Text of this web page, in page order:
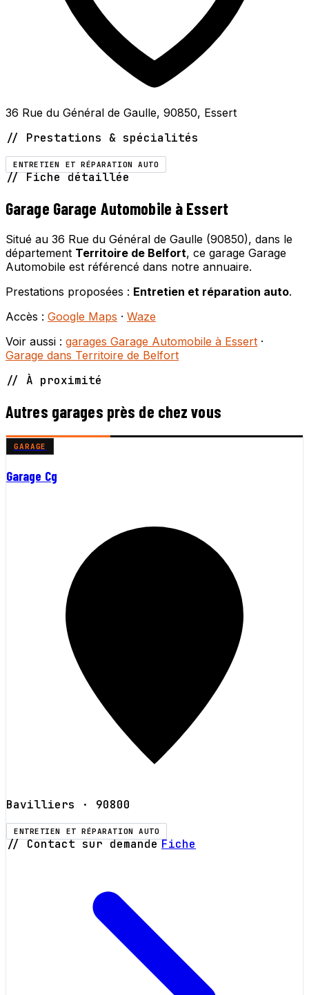
36 Rue du Général de Gaulle, 90850, Essert
// Prestations & spécialités
ENTRETIEN ET RÉPARATION AUTO
// Fiche détaillée
Garage Garage Automobile à Essert
Situé au 36 Rue du Général de Gaulle (90850), dans le
département Territoire de Belfort, ce garage Garage
Automobile est référencé dans notre annuaire.
Prestations proposées : Entretien et réparation auto.
Accès : Google Maps · Waze
Voir aussi : garages Garage Automobile à Essert ·
Garage dans Territoire de Belfort
// À proximité
Autres garages près de chez vous
GARAGE
Garage Cg
Bavilliers · 90800
ENTRETIEN ET RÉPARATION AUTO
// Contact sur demande Fiche